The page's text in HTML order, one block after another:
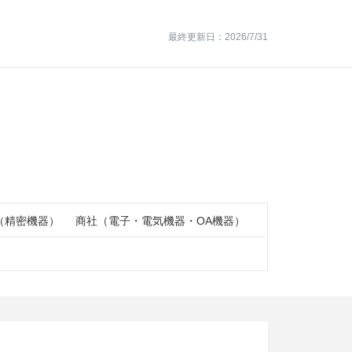
最終更新日：2026/7/31
密機器） 商社（電子・電気機器・OA機器）